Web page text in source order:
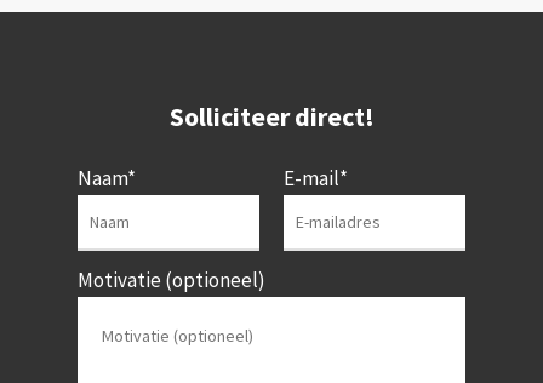
Solliciteer direct!
Naam* E-mail*
Motivatie (optioneel)